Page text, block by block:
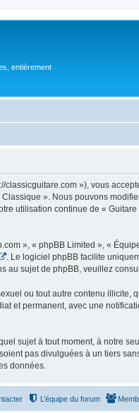
entièrement
»), vous
». Nous pouvons
utilisation continue de «
», « phpBB Limited », «
. Le logiciel phpBB facilite
au sujet de phpBB, veuillez
ou tout autre contenu illicite,
et permanent, avec une
sujet à tout moment, à notre
pas divulguées à un tiers
données.
L’équipe du forum